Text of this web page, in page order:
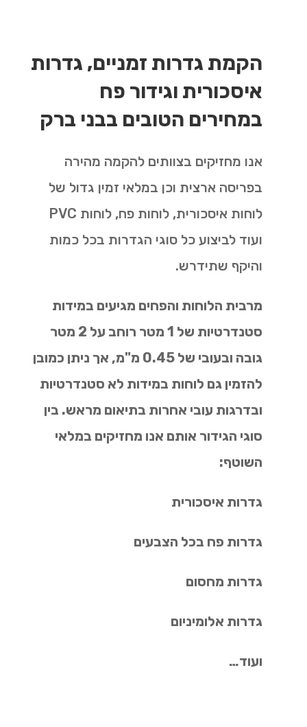
הקמת גדרות זמניים, גדרות
איסכורית וגידור פח
במחירים הטובים בבני ברק
אנו מחזיקים בצוותים להקמה מהירה
בפריסה ארצית וכן במלאי זמין גדול של
לוחות איסכורית, לוחות פח, לוחות PVC
ועוד לביצוע כל סוגי הגדרות בכל כמות
והיקף שתידרש.
מרבית הלוחות והפחים מגיעים במידות
סטנדרטיות של 1 מטר רוחב על 2 מטר
גובה ובעובי של 0.45 מ"מ, אך ניתן כמובן
להזמין גם לוחות במידות לא סטנדרטיות
ובדרגות עובי אחרות בתיאום מראש. בין
סוגי הגידור אותם אנו מחזיקים במלאי
השוטף:
גדרות איסכורית
גדרות פח בכל הצבעים
גדרות מחסום
גדרות אלומיניום
ועוד…